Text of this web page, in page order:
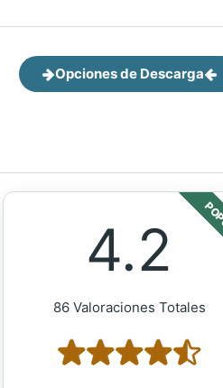
Opciones de Descarga
4.2
86 Valoraciones Totales